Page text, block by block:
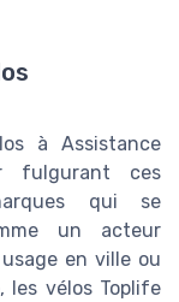
à Assistance
fulgurant ces
qui se
un acteur
en ville ou
vélos Toplife